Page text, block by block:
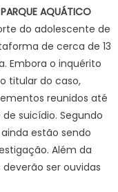
AQUÁTICO
do adolescente de
de cerca de 13
Embora o inquérito
titular do caso,
reunidos até
suicídio. Segundo
estão sendo
Além da
ser ouvidas